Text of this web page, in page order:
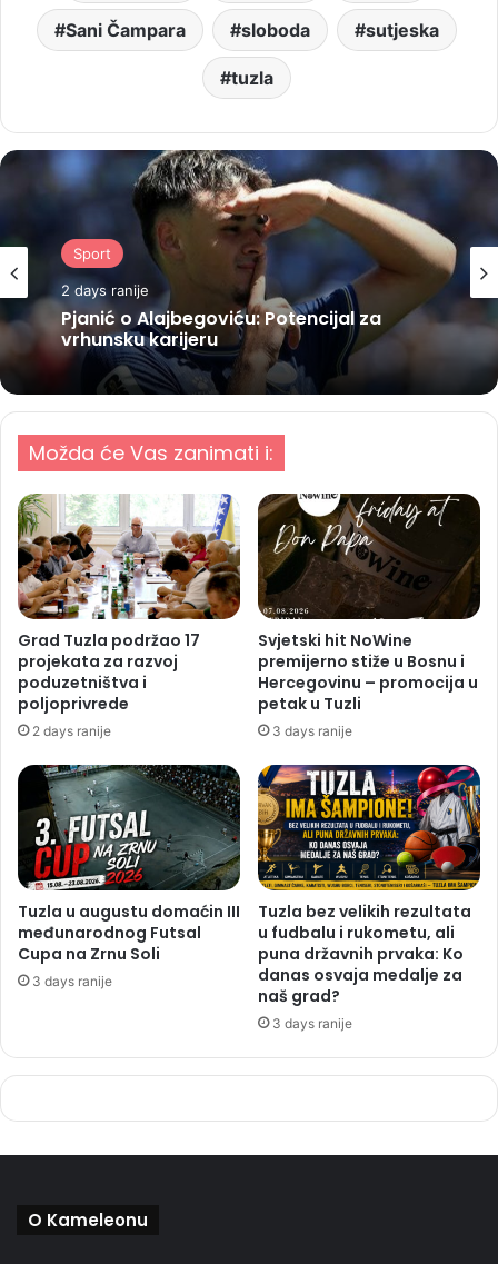
Sani Čampara sloboda sutjeska
tuzla
Sport
2 days ranije
Pjanić o Alajbegoviću: Potencijal za
vrhunsku karijeru
Možda će Vas zanimati i:
Grad Tuzla podržao 17
projekata za razvoj
poduzetništva i
poljoprivrede
2 days ranije
Svjetski hit NoWine
premijerno stiže u Bosnu i
Hercegovinu – promocija u
petak u Tuzli
3 days ranije
Tuzla u augustu domaćin III
međunarodnog Futsal
Cupa na Zrnu Soli
3 days ranije
Tuzla bez velikih rezultata
u fudbalu i rukometu, ali
puna državnih prvaka: Ko
danas osvaja medalje za
naš grad?
3 days ranije
O Kameleonu